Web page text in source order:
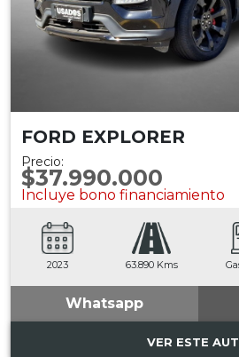
FORD EXPLORER
Precio:
$37.990.000
Incluye bono financiamiento
2023 63.890 Kms
Whatsapp
VER ESTE